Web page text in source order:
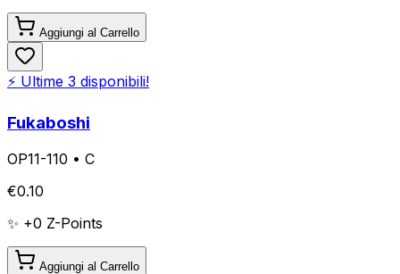
Aggiungi al Carrello
⚡ Ultime 3 disponibili!
Fukaboshi
OP11-110 • C
€0.10
✨ +0 Z-Points
Aggiungi al Carrello